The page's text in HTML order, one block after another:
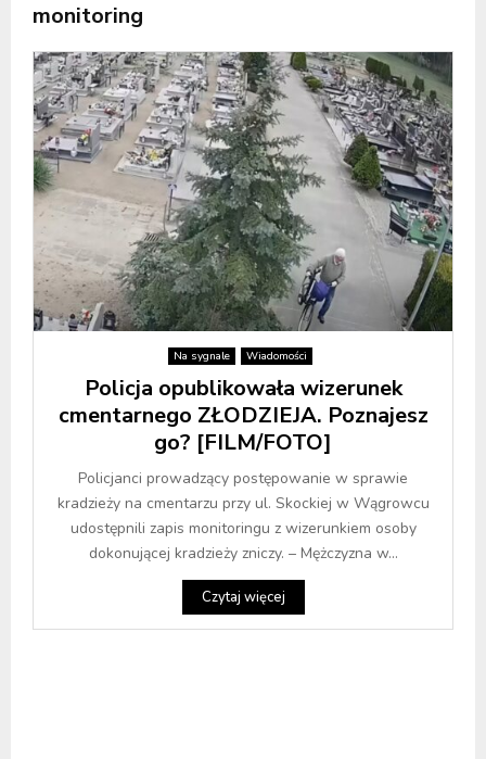
monitoring
Na sygnale Wiadomości
Policja opublikowała wizerunek
cmentarnego ZŁODZIEJA. Poznajesz
go? [FILM/FOTO]
Policjanci prowadzący postępowanie w sprawie
kradzieży na cmentarzu przy ul. Skockiej w Wągrowcu
udostępnili zapis monitoringu z wizerunkiem osoby
dokonującej kradzieży zniczy. – Mężczyzna w...
Czytaj więcej